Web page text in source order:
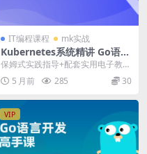
IT编程课程 mk实战
Kubernetes系统精讲 Go语言
实战K8S集群可视化 | 更新完
保姆式实践指导+配套实用电子教
程，助力Kubernetes（K8S）从入
门到进阶...
5 月前 285 30
VIP